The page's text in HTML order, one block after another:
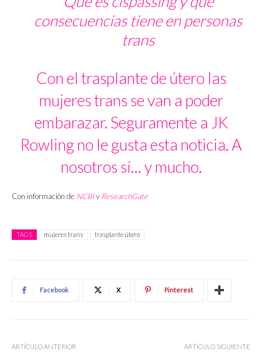
consecuencias tiene en personas
trans
Con el trasplante de útero las
mujeres trans se van a poder
embarazar. Seguramente a JK
Rowling no le gusta esta noticia. A
nosotros sí… y mucho.
Con información de NCBIy ResearchGate
TAGS mujeres trans trasplante útero
Facebook X Pinterest
ARTÍCULO ANTERIOR ARTÍCULO SIGUIENTE